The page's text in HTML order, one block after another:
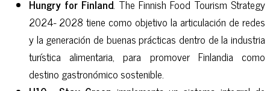
Hungry for Finland. The Finnish Food Tourism Strategy
2024- 2028 tiene como objetivo la articulación de redes
y la generación de buenas prácticas dentro de la industria
turística alimentaria, para promover Finlandia como
destino gastronómico sostenible.